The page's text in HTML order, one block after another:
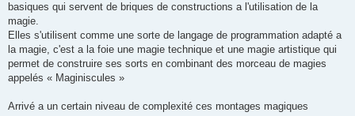
basiques qui servent de briques de constructions a l'utilisation de la
magie.
Elles s'utilisent comme une sorte de langage de programmation adapté a
la magie, c'est a la foie une magie technique et une magie artistique qui
permet de construire ses sorts en combinant des morceau de magies
appelés « Maginiscules »
Arrivé a un certain niveau de complexité ces montages magiques